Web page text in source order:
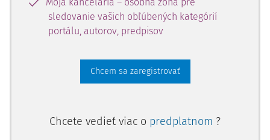
sledovanie vašich obľúbených kategórií
portálu, autorov, predpisov
Chcem sa zaregistrovať
Chcete vedieť viac o predplatnom ?